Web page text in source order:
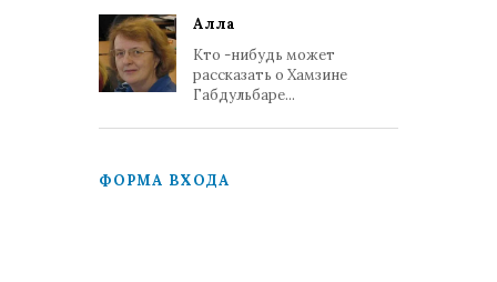
Алла
Кто -нибудь может
рассказать о Хамзине
Габдульбаре...
ФОРМА ВХОДА